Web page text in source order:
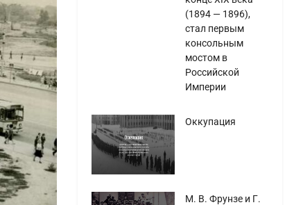
(1894 — 1896),
стал первым
консольным
мостом в
Российской
Империи
Оккупация
М. В. Фрунзе и Г.